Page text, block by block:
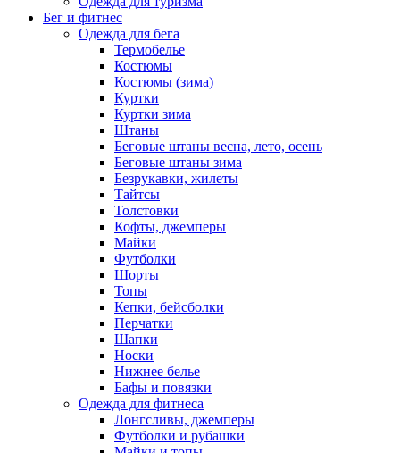
Бег и фитнес
Одежда для бега
Термобелье
Костюмы
Костюмы (зима)
Куртки
Куртки зима
Штаны
Беговые штаны весна, лето, осень
Беговые штаны зима
Безрукавки, жилеты
Тайтсы
Толстовки
Кофты, джемперы
Майки
Футболки
Шорты
Топы
Кепки, бейсболки
Перчатки
Шапки
Носки
Нижнее белье
Бафы и повязки
Одежда для фитнеса
Лонгсливы, джемперы
Футболки и рубашки